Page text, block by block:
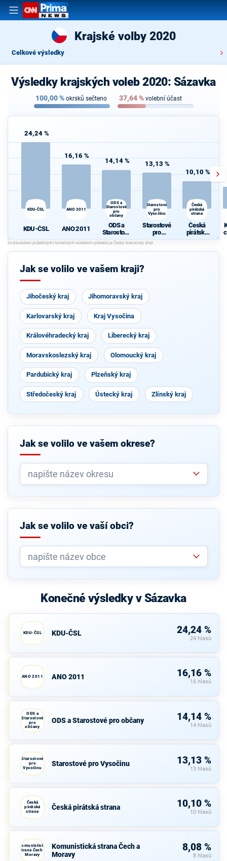
Krajské volby 2020
Celkové výsledky
Výsledky krajských voleb 2020: Sázavka
100,00% okrsků sečteno 37,64% volební účast
24,24 %
KDU-ČSL
KDU-ČSL
16,16 %
ANO 2011
ANO 2011
14,14 %
ODS a
Starostové
pro
občany
ODS a
Starostové
pro občany
13,13 %
Starostové
pro
Vysočinu
Starostové
pro
Vysočinu
10,10 %
Česká
pirátská
strana
Česká
pirátská
strana
Jak se volilo ve vašem kraji?
Jihočeský kraj Jihomoravský kraj
Karlovarský kraj Kraj Vysočina
Královéhradecký kraj Liberecký kraj
Moravskoslezský kraj Olomoucký kraj
Pardubický kraj Plzeňský kraj
Středočeský kraj Ústecký kraj Zlínský kraj
Jak se volilo ve vašem okrese?
Jak se volilo ve vaší obci?
Konečné výsledky v Sázavka
KDU-ČSL KDU-ČSL 24,24 %
24 hlasů
ANO 2011 ANO 2011 16,16 %
16 hlasů
ODS a
Starostové
pro
občany
ODS a Starostové pro občany 14,14 %
14 hlasů
Starostové
pro
Vysočinu
Starostové pro Vysočinu 13,13 %
13 hlasů
Česká
pirátská
strana
Česká pirátská strana 10,10 %
10 hlasů
Komunistická
strana Čech a
Moravy
Komunistická strana Čech a
Moravy
8,08 %
8 hlasů